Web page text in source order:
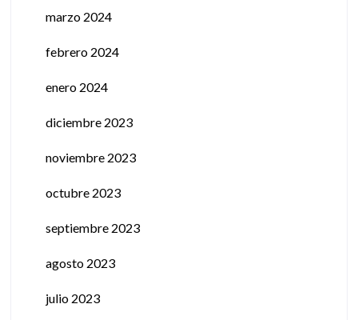
marzo 2024
febrero 2024
enero 2024
diciembre 2023
noviembre 2023
octubre 2023
septiembre 2023
agosto 2023
julio 2023